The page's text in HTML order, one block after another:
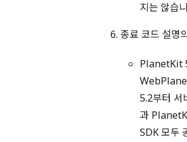
지는 않습
종료 코드 설명
PlanetKit
5.2부터 서
과
SDK 모두